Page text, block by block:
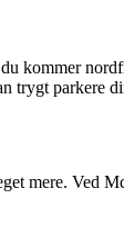
kommer
trygt parkere
mere.